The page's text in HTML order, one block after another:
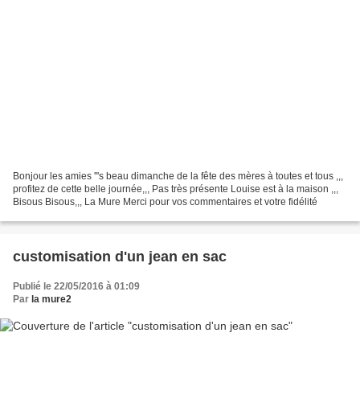
Bonjour les amies '''s beau dimanche de la fête des mères à toutes et tous ,,,
profitez de cette belle journée,,, Pas très présente Louise est à la maison ,,,
Bisous Bisous,,, La Mure Merci pour vos commentaires et votre fidélité
customisation d'un jean en sac
Publié le 22/05/2016 à 01:09
Par la mure2